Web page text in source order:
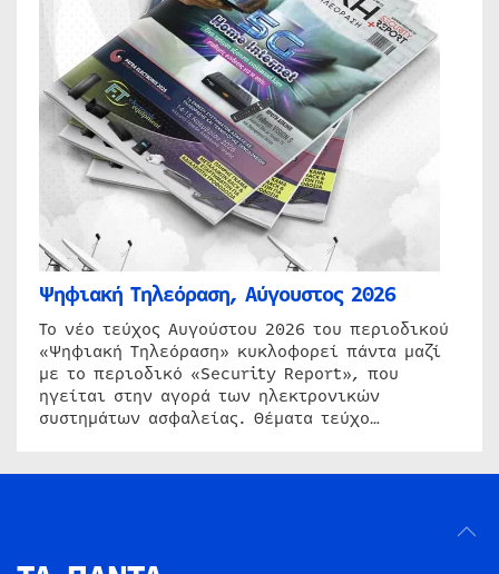
Ψηφιακή Τηλεόραση, Αύγουστος 2026
Το νέο τεύχος Αυγούστου 2026 του περιοδικού
«Ψηφιακή Τηλεόραση» κυκλοφορεί πάντα μαζί
με το περιοδικό «Security Report», που
ηγείται στην αγορά των ηλεκτρονικών
συστημάτων ασφαλείας. Θέματα τεύχο…